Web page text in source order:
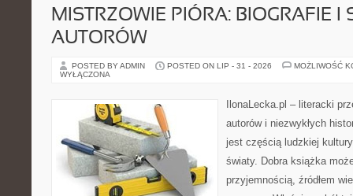
MISTRZOWIE PIÓRA: BIOGRAFIE I
AUTORÓW
POSTED BY ADMIN POSTED ON LIP - 31 - 2026
MOŻLIWOŚĆ
WYŁĄCZONA
IlonaLecka.pl – literacki
autorów i niezwykłych
jest częścią ludzkiej
światy. Dobra książka
przyjemnością, źródłem